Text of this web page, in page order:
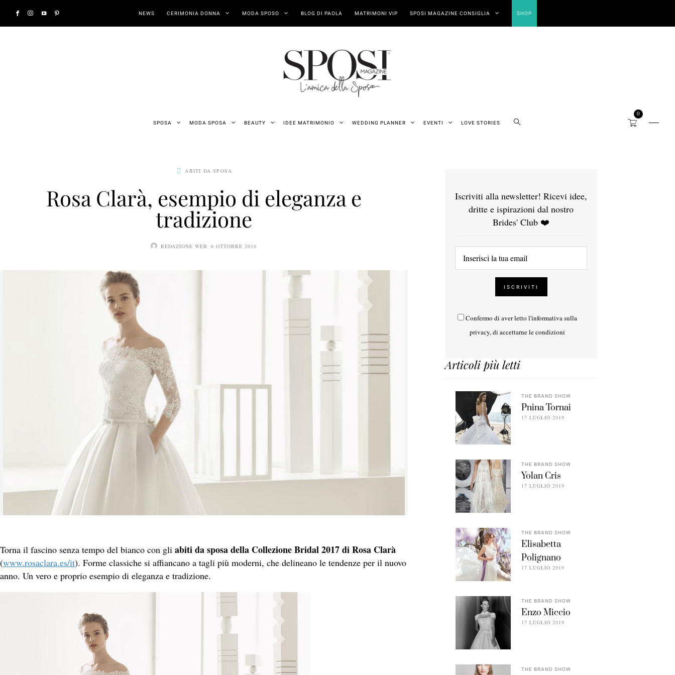
NEWS CERIMONIA DONNA MODA SPOSO BLOG DI PAOLA MATRIMONI VIP SPOSI MAGAZINE CONSIGLIA SHOP
SPOSA MODA SPOSA BEAUTY IDEE MATRIMONIO WEDDING PLANNER EVENTI LOVE STORIES
0
ABITI DA SPOSA
Rosa Clarà, esempio di eleganza e
tradizione
REDAZIONE WEB 6 OTTOBRE 2016
Torna il fascino senza tempo del bianco con gli abiti da sposa della Collezione Bridal 2017 di Rosa Clarà
(www.rosaclara.es/it). Forme classiche si affiancano a tagli più moderni, che delineano le tendenze per il nuovo
anno. Un vero e proprio esempio di eleganza e tradizione.
Iscriviti alla newsletter! Ricevi idee,
dritte e ispirazioni dal nostro
Brides' Club ❤️
Confermo di aver letto l'informativa sulla
privacy, di accettarne le condizioni
Articoli più letti
THE BRAND SHOW
Pnina Tornai
17 LUGLIO 2019
THE BRAND SHOW
Yolan Cris
17 LUGLIO 2019
THE BRAND SHOW
Elisabetta
Polignano
17 LUGLIO 2019
THE BRAND SHOW
Enzo Miccio
17 LUGLIO 2019
THE BRAND SHOW